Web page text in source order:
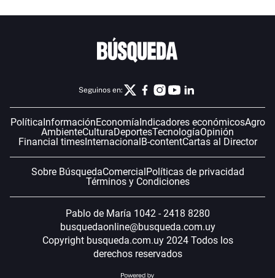
Seguinos en:
Política InformaciónEconomía Indicadores económicosAgro
AmbienteCulturaDeportesTecnologíaOpinión
Financial timesInternacional B-contentCartas al Director
Sobre BúsquedaComercial Políticas de privacidad
Términos y Condiciones
Pablo de María 1042 - 2418 8280
busquedaonline@busqueda.com.uy
Copyright busqueda.com.uy 2024 Todos los
derechos reservados